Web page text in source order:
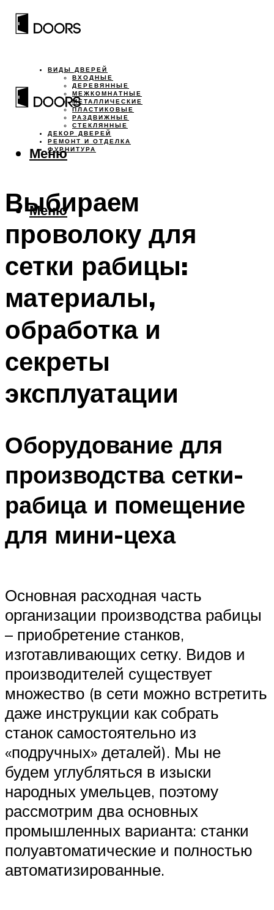
ВИДЫ ДВЕРЕЙ
ВХОДНЫЕ
ДЕРЕВЯННЫЕ
МЕЖКОМНАТНЫЕ
МЕТАЛЛИЧЕСКИЕ
ПЛАСТИКОВЫЕ
РАЗДВИЖНЫЕ
СТЕКЛЯННЫЕ
ДЕКОР ДВЕРЕЙ
РЕМОНТ И ОТДЕЛКА
ФУРНИТУРА
Меню
Меню
Выбираем
проволоку для
сетки рабицы:
материалы,
обработка и
секреты
эксплуатации
Оборудование для
производства сетки-
рабица и помещение
для мини-цеха
Основная расходная часть
организации производства рабицы
– приобретение станков,
изготавливающих сетку. Видов и
производителей существует
множество (в сети можно встретить
даже инструкции как собрать
станок самостоятельно из
«подручных» деталей). Мы не
будем углубляться в изыски
народных умельцев, поэтому
рассмотрим два основных
промышленных варианта: станки
полуавтоматические и полностью
автоматизированные.